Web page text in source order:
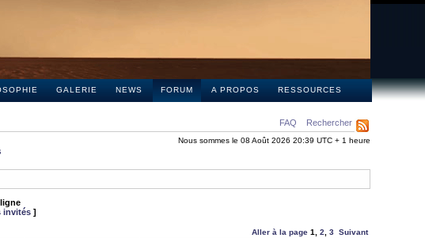
GALERIE NEWS FORUM A PROPOS RESSOURCES
FAQ Rechercher
Nous sommes le 08 Août 2026 20:39 UTC + 1 heure
invités ]
Aller à la page 1 2 3 Suivant